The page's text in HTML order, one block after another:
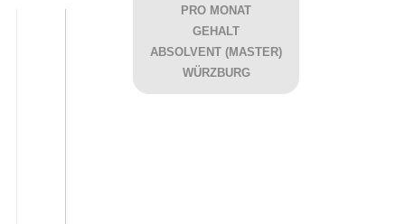
PRO MONAT
GEHALT
ABSOLVENT (MASTER)
WÜRZBURG